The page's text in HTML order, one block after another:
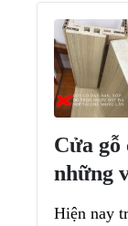
Cửa gỗ
những
Hiện nay